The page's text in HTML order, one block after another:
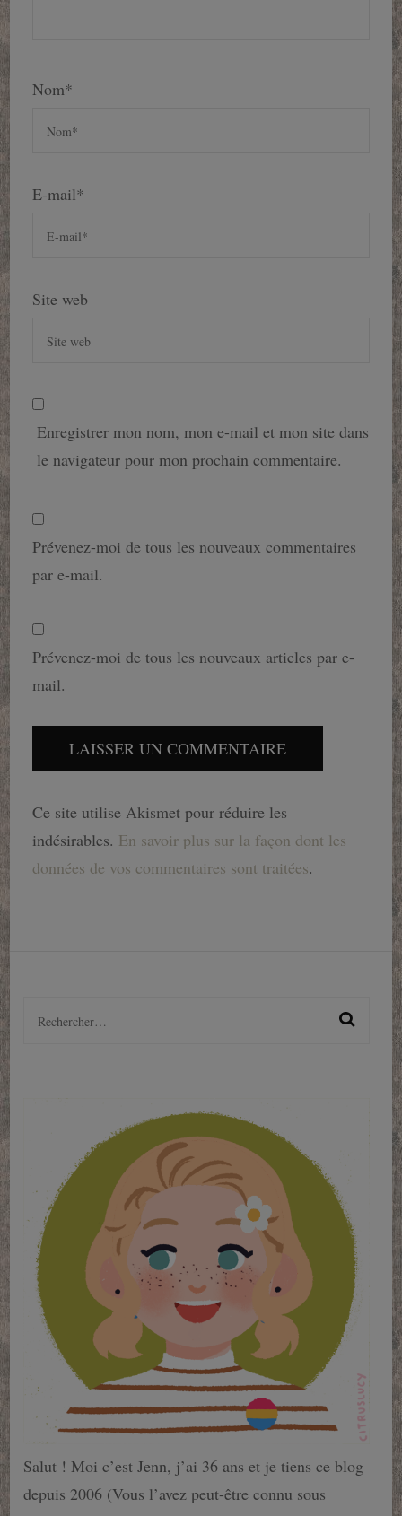
Nom*
E-mail*
Site web
Enregistrer mon nom, mon e-mail et mon site dans
le navigateur pour mon prochain commentaire.
Prévenez-moi de tous les nouveaux commentaires
par e-mail.
Prévenez-moi de tous les nouveaux articles par e-
mail.
Ce site utilise Akismet pour réduire les
indésirables. En savoir plus sur la façon dont les
données de vos commentaires sont traitées.
Rechercher :
Salut ! Moi c’est Jenn, j’ai 36 ans et je tiens ce blog
depuis 2006 (Vous l’avez peut-être connu sous